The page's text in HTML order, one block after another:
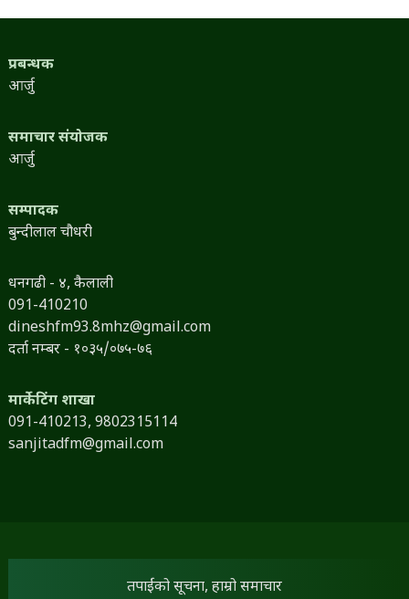
प्रबन्धक
आर्जु
समाचार संयोजक
आर्जु
सम्पादक
बुन्दीलाल चौधरी
धनगढी - ४, कैलाली
091-410210
dineshfm93.8mhz@gmail.com
दर्ता नम्बर - १०३५/०७५-७६
मार्केटिंग शाखा
091-410213, 9802315114
sanjitadfm@gmail.com
तपाईंको सूचना, हाम्रो समाचार